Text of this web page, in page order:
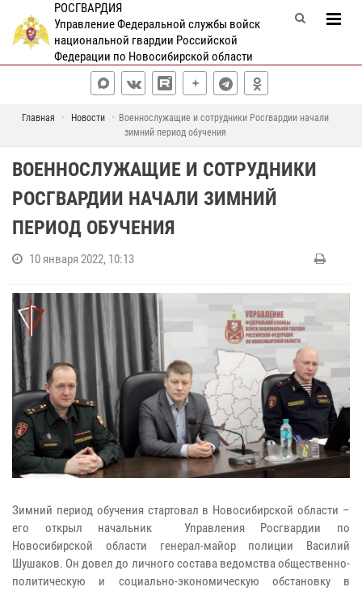
РОСГВАРДИЯ
Управление Федеральной службы войск
национальной гвардии Российской
Федерации по Новосибирской области
Главная Новости
Военнослужащие и сотрудники Росгвардии начали
зимний период обучения
ВОЕННОСЛУЖАЩИЕ И СОТРУДНИКИ
РОСГВАРДИИ НАЧАЛИ ЗИМНИЙ
ПЕРИОД ОБУЧЕНИЯ
10 января 2022, 10:13
Зимний период обучения стартовал в Новосибирской области –
его открыл начальник Управления Росгвардии по
Новосибирской области генерал-майор полиции Василий
Шушаков. Он довел до личного состава ведомства общественно-
политическую и социально-экономическую обстановку в